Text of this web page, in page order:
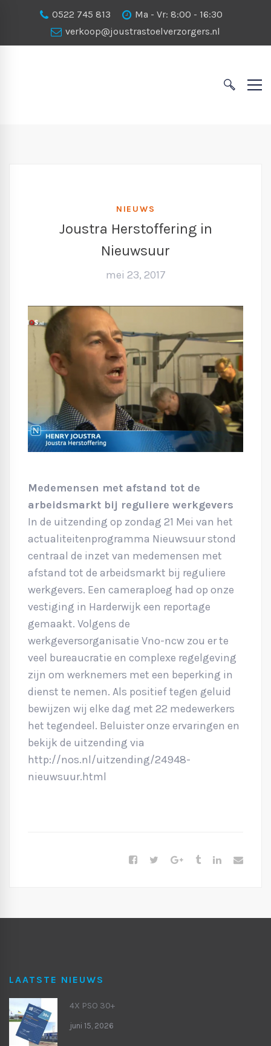
0522 745 813
Ma - Vr: 8:00 - 16:30
verkoop@joustrastoelverzorgers.nl
NIEUWS
Joustra Herstoffering in
Nieuwsuur
mei 23, 2017
Medemensen met afstand tot de
arbeidsmarkt bij reguliere werkgevers
In de uitzending op zondag 21 Mei van het
actualiteitenprogramma Nieuwsuur stond
centraal de inzet van medemensen met
afstand tot de arbeidsmarkt bij reguliere
werkgevers. Een cameraploeg had op onze
vestiging in Harderwijk een reportage
gemaakt. Volgens de
werkgeversorganisatie Vno-ncw zou er te
veel bureaucratie en complexe regelgeving
zijn om werknemers met een beperking in
dienst te nemen. Als positief tegen geluid
bewijzen wij elke dag met 22 medewerkers
het tegendeel. Beluister onze ervaringen en
bekijk de uitzending via
http://nos.nl/uitzending/24948-
nieuwsuur.html
LAATSTE NIEUWS
4X PSO 30+
juni 15, 2026